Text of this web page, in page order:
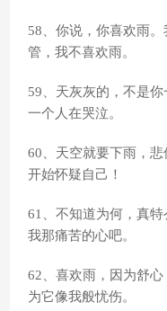
58、你说，你喜欢雨
管，我不喜欢雨。
59、天灰灰的，不是
一个人在哭泣。
60、天空就要下雨，
开始怀疑自己！
61、不知道为何，真
我那痛苦的心吧。
62、喜欢雨，因为舒
为它像我般忧伤。